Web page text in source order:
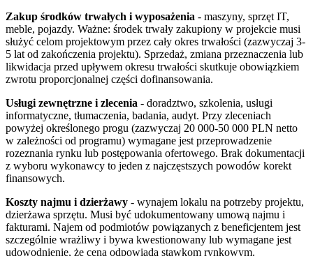
Zakup środków trwałych i wyposażenia - maszyny, sprzęt IT,
meble, pojazdy. Ważne: środek trwały zakupiony w projekcie musi
służyć celom projektowym przez cały okres trwałości (zazwyczaj 3-
5 lat od zakończenia projektu). Sprzedaż, zmiana przeznaczenia lub
likwidacja przed upływem okresu trwałości skutkuje obowiązkiem
zwrotu proporcjonalnej części dofinansowania.
Usługi zewnętrzne i zlecenia - doradztwo, szkolenia, usługi
informatyczne, tłumaczenia, badania, audyt. Przy zleceniach
powyżej określonego progu (zazwyczaj 20 000-50 000 PLN netto
w zależności od programu) wymagane jest przeprowadzenie
rozeznania rynku lub postępowania ofertowego. Brak dokumentacji
z wyboru wykonawcy to jeden z najczęstszych powodów korekt
finansowych.
Koszty najmu i dzierżawy - wynajem lokalu na potrzeby projektu,
dzierżawa sprzętu. Musi być udokumentowany umową najmu i
fakturami. Najem od podmiotów powiązanych z beneficjentem jest
szczególnie wrażliwy i bywa kwestionowany lub wymagane jest
udowodnienie, że cena odpowiada stawkom rynkowym.